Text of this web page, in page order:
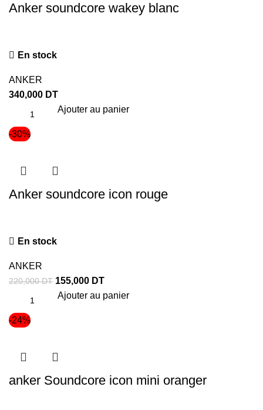
Anker soundcore wakey blanc
En stock
ANKER
340,000 DT
Ajouter au panier
-30%
Anker soundcore icon rouge
En stock
ANKER
220,000DT 155,000 DT
Ajouter au panier
-24%
anker Soundcore icon mini oranger